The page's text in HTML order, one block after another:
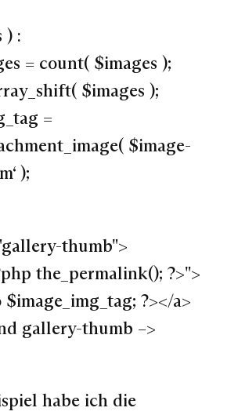
) :
= count( $images );
$images );
=
$image-
);
thumb">
the_permalink(); ?>">
?></a>
gallery-thumb –>
habe ich die